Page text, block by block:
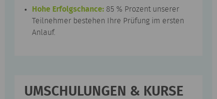
Hohe Erfolgschance: 85 % Prozent unserer
Teilnehmer bestehen Ihre Prüfung im ersten
Anlauf.
UMSCHULUNGEN & KURSE